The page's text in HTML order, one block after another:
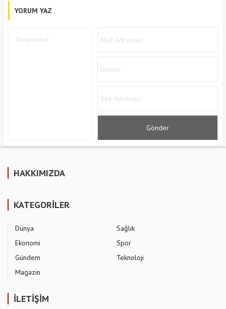
YORUM YAZ
HAKKIMIZDA
KATEGORİLER
Dünya
Ekonomi
Gündem
Magazin
Sağlık
Spor
Teknoloji
İLETİŞİM